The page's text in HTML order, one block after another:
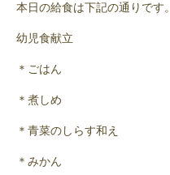
本日の給食は下記の通りです。
幼児食献立
＊ごはん
＊煮しめ
＊青菜のしらす和え
＊みかん